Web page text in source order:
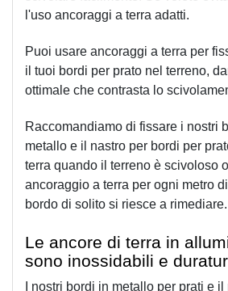
l'uso ancoraggi a terra adatti.
Puoi usare ancoraggi a terra per
il tuoi bordi per prato nel terreno,
ottimale che contrasta lo
Raccomandiamo di fissare i nostri
metallo e il nastro per bordi per
terra quando il terreno è scivoloso
ancoraggio a terra per ogni metro
bordo di solito si riesce a rimediare.
Le ancore di terra in
sono inossidabili e
I nostri bordi in metallo per prati e